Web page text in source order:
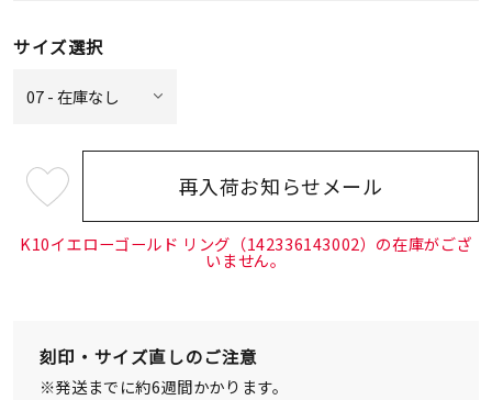
サイズ選択
¥35,200 (tax
in)
再入荷お知らせメール
K10イエローゴールド リング（142336143002）の在庫がござ
いません。
刻印・サイズ直しのご注意
※発送までに約6週間かかります。